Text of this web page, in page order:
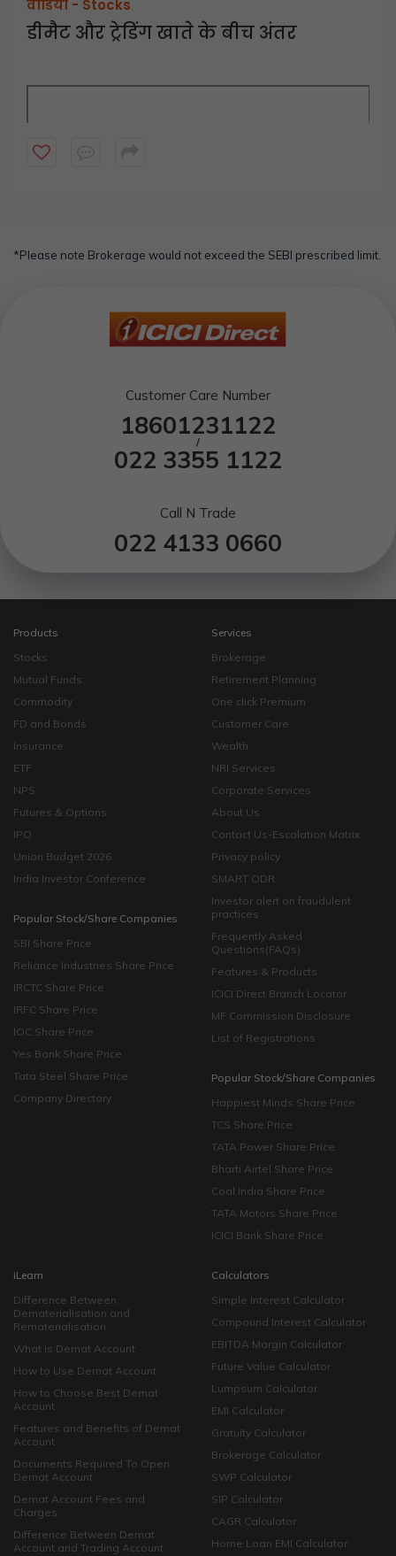
वीडियो - Stocks
डीमैट और ट्रेडिंग खाते के बीच अंतर
*Please note Brokerage would not exceed the SEBI prescribed limit.
Customer Care Number
18601231122
/
022 3355 1122
Call N Trade
022 4133 0660
Products
Stocks
Mutual Funds
Commodity
FD and Bonds
Insurance
ETF
NPS
Futures & Options
IPO
Union Budget 2026
India Investor Conference
Popular Stock/Share Companies
SBI Share Price
Reliance Industries Share Price
IRCTC Share Price
IRFC Share Price
IOC Share Price
Yes Bank Share Price
Tata Steel Share Price
Company Directory
Services
Brokerage
Retirement Planning
One click Premium
Customer Care
Wealth
NRI Services
Corporate Services
About Us
Contact Us-Escalation Matrix
Privacy policy
SMART ODR
Investor alert on fraudulent
practices
Frequently Asked
Questions(FAQs)
Features & Products
ICICI Direct Branch Locator
MF Commission Disclosure
List of Registrations
Popular Stock/Share Companies
Happiest Minds Share Price
TCS Share Price
TATA Power Share Price
Bharti Airtel Share Price
Coal India Share Price
TATA Motors Share Price
ICICI Bank Share Price
iLearn
Difference Between
Dematerialisation and
Rematerialisation
What is Demat Account
How to Use Demat Account
How to Choose Best Demat
Account
Features and Benefits of Demat
Account
Documents Required To Open
Demat Account
Demat Account Fees and
Charges
Difference Between Demat
Account and Trading Account
Calculators
Simple Interest Calculator
Compound Interest Calculator
EBITDA Margin Calculator
Future Value Calculator
Lumpsum Calculator
EMI Calculator
Gratuity Calculator
Brokerage Calculator
SWP Calculator
SIP Calculator
CAGR Calculator
Home Loan EMI Calculator